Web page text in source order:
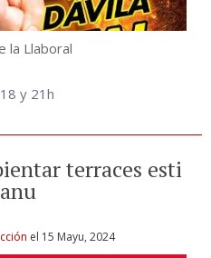
la Llaboral
18 y 21h
terraces esti
el 15 Mayu, 2024